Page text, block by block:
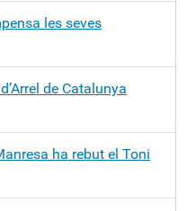
les seves
de Catalunya
ha rebut el Toni